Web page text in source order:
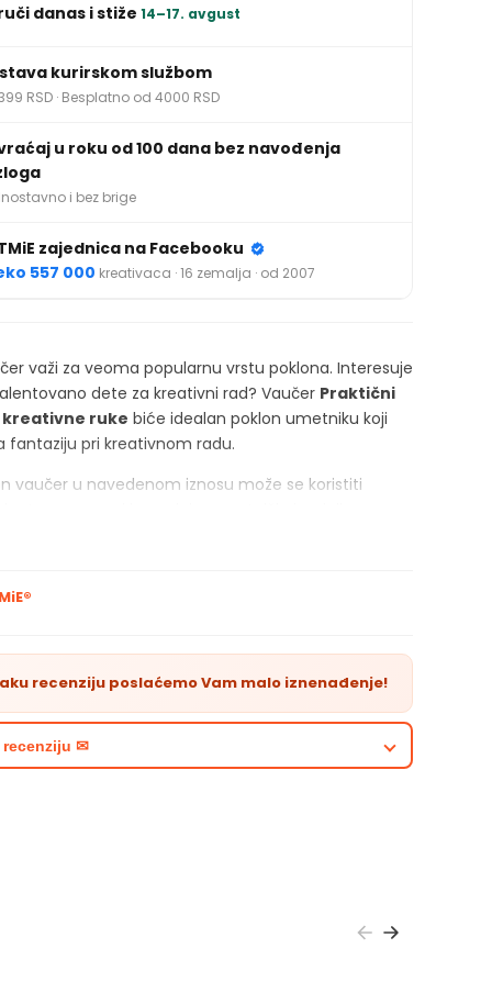
danas i stiže 14–17. avgust
kurirskom službom
RSD · Besplatno od 4000 RSD
u roku od 100 dana bez navođenja
i bez brige
zajednica na Facebooku
557 000 kreativaca · 16 zemalja · od 2007
važi za veoma popularnu vrstu poklona. Interesuje
dete za kreativni rad? Vaučer Praktični
kreativne ruke biće idealan poklon umetniku koji
fantaziju pri kreativnom radu.
vaučer u navedenom iznosu može se koristiti
samo pri kupovini u umetničkoj radnji
na naš račun
vaučere šaljemo samo tokom radnih dana
recenziju poslaćemo Vam malo iznenađenje!
recenziju ✉